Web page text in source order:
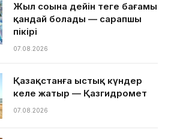
Жыл соңына дейін теңге бағамы
қандай болады — сарапшы
пікірі
07.08.2026
Қазақстанға ыстық күндер
келе жатыр — Қазгидромет
07.08.2026